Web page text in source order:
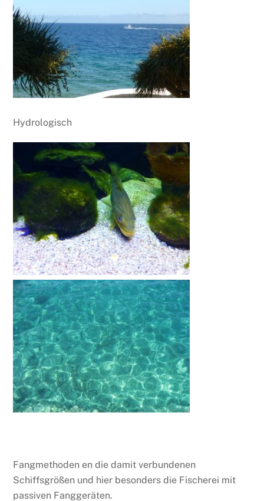
Hydrologisch
Fangmethoden en die damit verbundenen
Schiffsgrößen und hier besonders die Fischerei mit
passiven Fanggeräten.